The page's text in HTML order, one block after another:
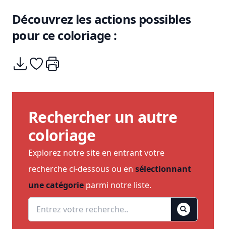
Découvrez les actions possibles
pour ce coloriage :
Télécharger
Ajouter à mes coups de coeurs
Imprimer
Rechercher un autre
coloriage
Explorez notre site en entrant votre
recherche ci-dessous ou en sélectionnant
une catégorie parmi notre liste.